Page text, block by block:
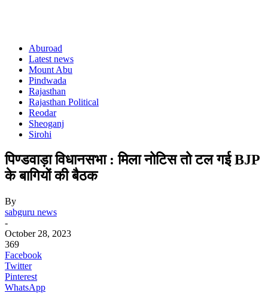
Aburoad
Latest news
Mount Abu
Pindwada
Rajasthan
Rajasthan Political
Reodar
Sheoganj
Sirohi
पिण्डवाड़ा विधानसभा : मिला नोटिस तो टल गई BJP
के बागियों की बैठक
By
sabguru news
-
October 28, 2023
369
Facebook
Twitter
Pinterest
WhatsApp